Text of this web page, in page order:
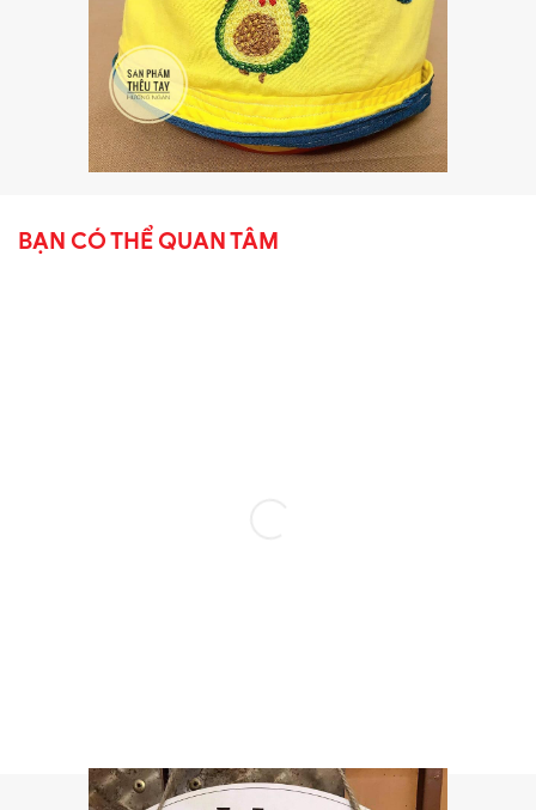
BẠN CÓ THỂ QUAN TÂM